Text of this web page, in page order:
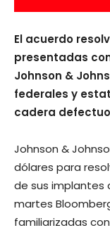
El acuerdo
presentadas
Johnson &
federales y
cadera
Johnson &
dólares para
de sus implantes
martes
familiarizadas